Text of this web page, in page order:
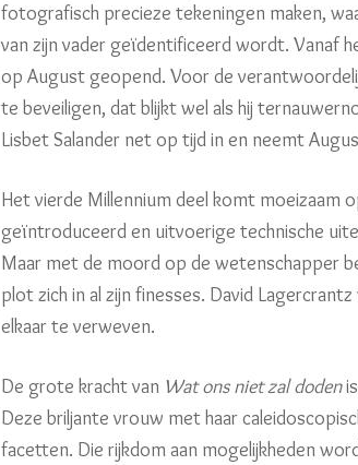
fotografisch precieze tekeningen maken,
van zijn vader geïdentificeerd wordt. Vanaf
op August geopend. Voor de
te beveiligen, dat blijkt wel als hij
Lisbet Salander net op tijd in en neemt
Het vierde Millennium deel komt moeizaam
geïntroduceerd en uitvoerige technische
Maar met de moord op de wetenschapper
plot zich in al zijn finesses. David
elkaar te verweven.
De grote kracht van Wat ons niet zal doden
Deze briljante vrouw met haar
facetten. Die rijkdom aan mogelijkheden